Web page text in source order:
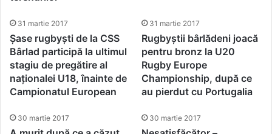
31 martie 2017
Șase rugbyști de la CSS
Bârlad participă la ultimul
stagiu de pregătire al
naționalei U18, înainte de
Campionatul European
31 martie 2017
Rugbyștii bârlădeni joacă
pentru bronz la U20
Rugby Europe
Championship, după ce
au pierdut cu Portugalia
30 martie 2017 30 martie 2017